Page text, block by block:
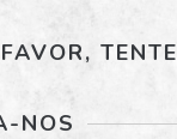
NOS